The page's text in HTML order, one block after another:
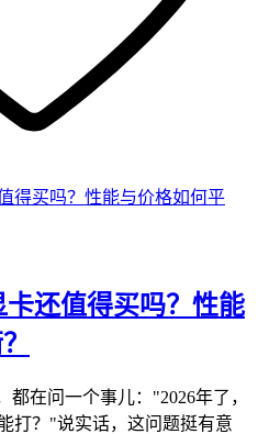
卡还值得买吗？性能
在问一个事儿："2026年了，
打？"说实话，这问题挺有意